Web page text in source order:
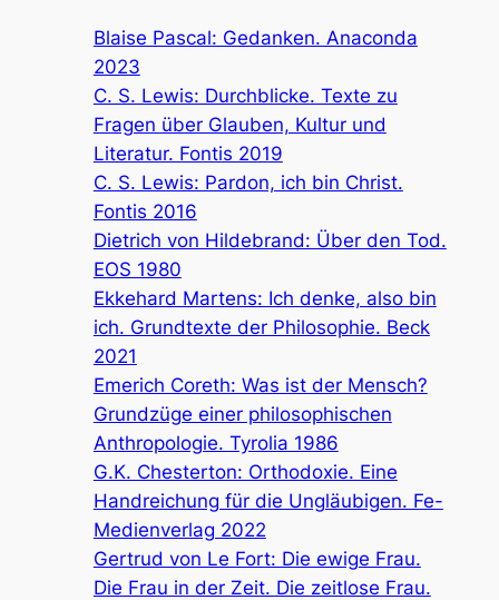
Blaise Pascal: Gedanken. Anaconda
2023
C. S. Lewis: Durchblicke. Texte zu
Fragen über Glauben, Kultur und
Literatur. Fontis 2019
C. S. Lewis: Pardon, ich bin Christ.
Fontis 2016
Dietrich von Hildebrand: Über den Tod.
EOS 1980
Ekkehard Martens: Ich denke, also bin
ich. Grundtexte der Philosophie. Beck
2021
Emerich Coreth: Was ist der Mensch?
Grundzüge einer philosophischen
Anthropologie. Tyrolia 1986
G.K. Chesterton: Orthodoxie. Eine
Handreichung für die Ungläubigen. Fe-
Medienverlag 2022
Gertrud von Le Fort: Die ewige Frau.
Die Frau in der Zeit. Die zeitlose Frau.